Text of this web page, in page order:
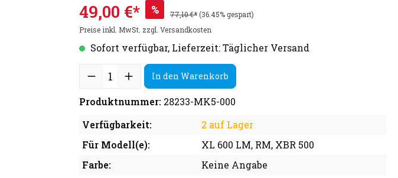
49,00 €* % 77,10 €*(36.45% gespart)
Preise inkl. MwSt. zzgl. Versandkosten
Sofort verfügbar, Lieferzeit: Täglicher Versand
In den Warenkorb
Produktnummer: 28233-MK5-000
Verfügbarkeit:
2 auf Lager
Für Modell(e):
XL 600 LM, RM, XBR 500
Farbe:
Keine Angabe